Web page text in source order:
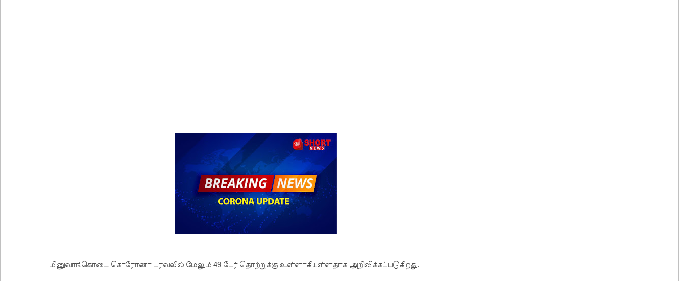
பள்ளஞ்சேனை சிறையில் பதற்றம்: கைதிகள் கூரையில் ஏறி போராட்டம்
மினுவாங்கொடை கொரோனா பரவலில் மேலும் 49 பேர் தொற்றுக்கு உள்ளாகியுள்ளதாக அறிவிக்கப்படுகிறது.